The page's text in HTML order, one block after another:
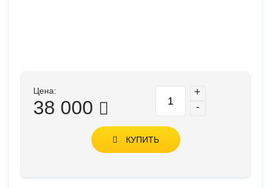
Цена:
38 000
+
-
КУПИТЬ